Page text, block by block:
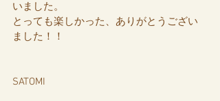
いました。
とっても楽しかった、ありがとうござい
ました！！
SATOMI